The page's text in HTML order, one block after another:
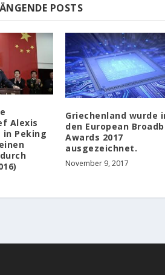
POSTS
Alexis
Peking
Griechenland wurde
den European
Awards 2017
ausgezeichnet.
November 9, 2017